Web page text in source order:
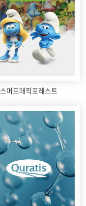
스머프매직포레스트